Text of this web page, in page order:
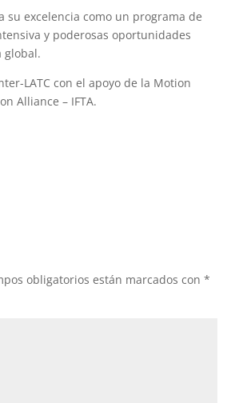
su excelencia como un programa de
y poderosas oportunidades
global.
LATC con el apoyo de la Motion
Alliance – IFTA.
obligatorios están marcados con*